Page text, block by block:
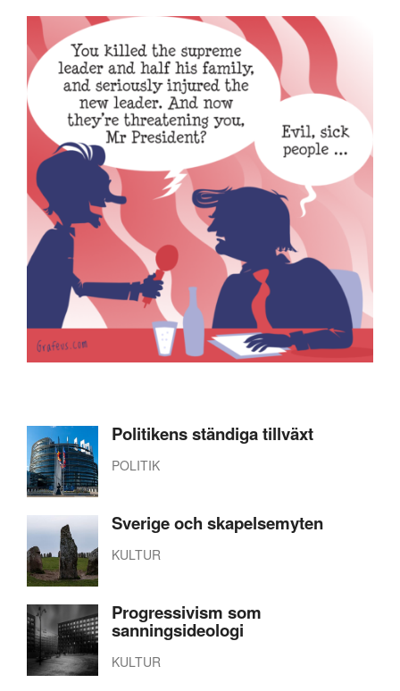
Politikens ständiga tillväxt
POLITIK
Sverige och skapelsemyten
KULTUR
Progressivism som
sanningsideologi
KULTUR